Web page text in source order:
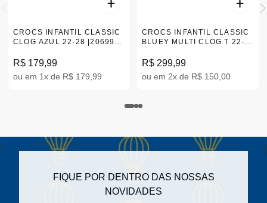
CROCS INFANTIL CLASSIC
CLOG AZUL 22-28 |206990-
R$ 179,99
ou em 1x de R$ 179,99
CROCS INFANTIL CLASSIC
BLUEY MULTI CLOG T 22-
R$ 299,99
ou em 2x de R$ 150,00
FIQUE POR DENTRO DAS NOSSAS
NOVIDADES